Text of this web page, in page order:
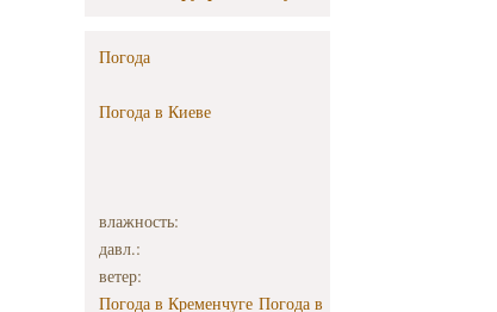
Погода
Погода в Киеве
влажность:
давл.:
ветер:
Погода в Кременчуге Погода в